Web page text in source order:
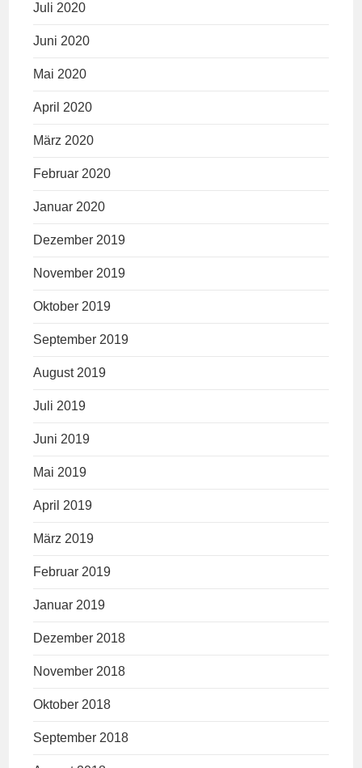
Juli 2020
Juni 2020
Mai 2020
April 2020
März 2020
Februar 2020
Januar 2020
Dezember 2019
November 2019
Oktober 2019
September 2019
August 2019
Juli 2019
Juni 2019
Mai 2019
April 2019
März 2019
Februar 2019
Januar 2019
Dezember 2018
November 2018
Oktober 2018
September 2018